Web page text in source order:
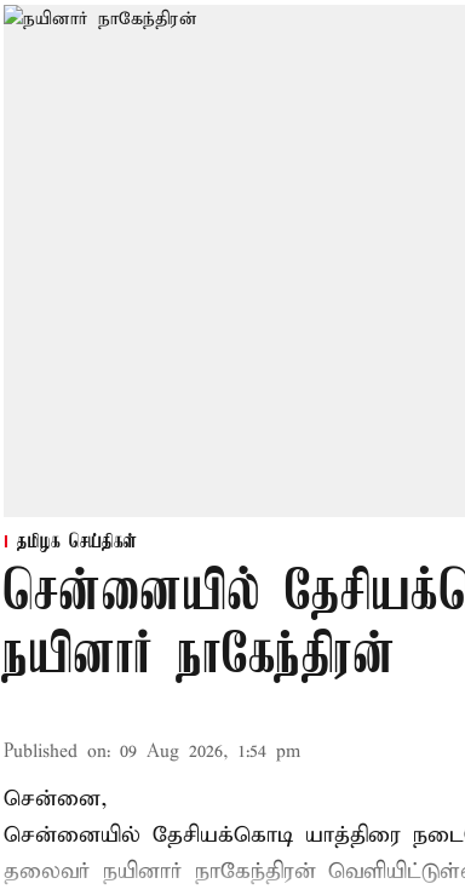
தமிழக செய்திகள்
சென்னையில்
நயினார் நாகேந்திரன்
Published on: 09 Aug 2026, 1:54 pm
சென்னை,
சென்னையில் தேசியக்கொடி யாத்திரை
தலைவர் நயினார் நாகேந்திரன்